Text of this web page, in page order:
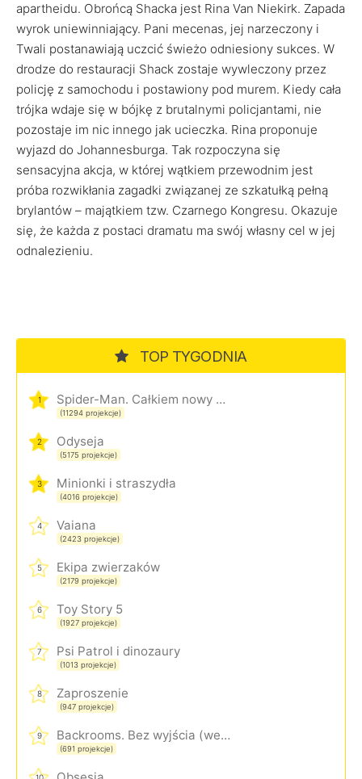
apartheidu. Obrońcą Shacka jest Rina Van Niekirk. Zapada
wyrok uniewinniający. Pani mecenas, jej narzeczony i
Twali postanawiają uczcić świeżo odniesiony sukces. W
drodze do restauracji Shack zostaje wywleczony przez
policję z samochodu i postawiony pod murem. Kiedy cała
trójka wdaje się w bójkę z brutalnymi policjantami, nie
pozostaje im nic innego jak ucieczka. Rina proponuje
wyjazd do Johannesburga. Tak rozpoczyna się
sensacyjna akcja, w której wątkiem przewodnim jest
próba rozwikłania zagadki związanej ze szkatułką pełną
brylantów – majątkiem tzw. Czarnego Kongresu. Okazuje
się, że każda z postaci dramatu ma swój własny cel w jej
odnalezieniu.
TOP TYGODNIA
1 Spider-Man. Całkiem nowy dzień
(11294 projekcje)
2 Odyseja
(5175 projekcje)
3 Minionki i straszydła
(4016 projekcje)
4 Vaiana
(2423 projekcje)
5 Ekipa zwierzaków
(2179 projekcje)
6 Toy Story 5
(1927 projekcje)
7 Psi Patrol i dinozaury
(1013 projekcje)
8 Zaproszenie
(947 projekcje)
9 Backrooms. Bez wyjścia (wersja rozszerzona)
(691 projekcje)